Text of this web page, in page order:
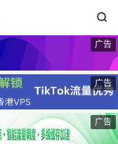

广告
广告
广告